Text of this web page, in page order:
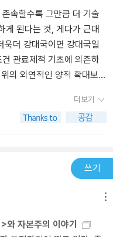
속할수록 그만큼 더 기술
게 된다는 것, 게다가 근대
더 강대국이면 강대국일
관료제적 기초에 의존하
의 외연적인 양적 확대보다
Carl Emil Weber,
und Entfalt
사회가 복잡해 질수록
)이 점차 보편화되면서, 보
는 자연스럽게 다가온다. 이
질적인 권력을 쥐게 되는
전문가 훈련을 받았으며,
련시키는 직원들에게 개별
더보기
쓰기
와 자본주의 이야기